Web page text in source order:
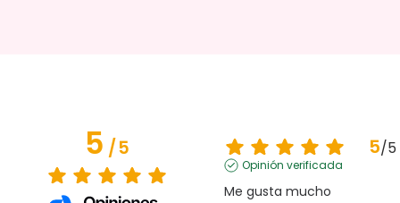
5/5 5/5
Opinión verificada
Me gusta mucho